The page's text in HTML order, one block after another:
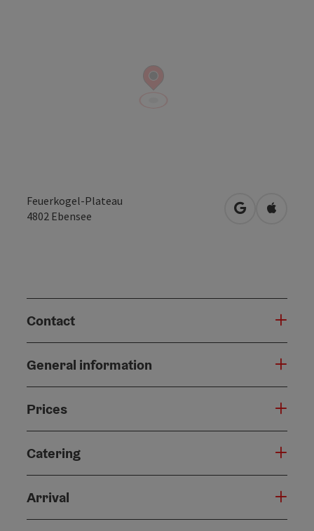
Feuerkogel-Plateau
4802 Ebensee open inOpen in
Contact
General information
Prices
Catering
Arrival